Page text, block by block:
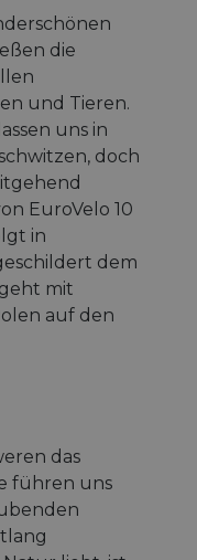
die
und Tieren.
uns in
doch
EuroVelo 10
in
dem
mit
auf den
das
führen uns